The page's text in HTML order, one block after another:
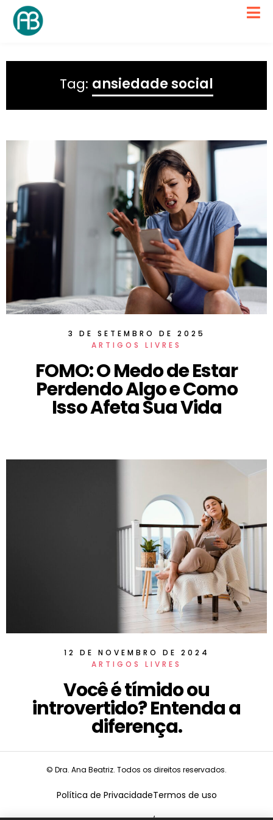
Tag: ansiedade social
3 DE SETEMBRO DE 2025
ARTIGOS LIVRES
FOMO: O Medo de Estar
Perdendo Algo e Como
Isso Afeta Sua Vida
12 DE NOVEMBRO DE 2024
ARTIGOS LIVRES
Você é tímido ou
introvertido? Entenda a
diferença.
© Dra. Ana Beatriz. Todos os direitos reservados.
Política de PrivacidadeTermos de uso